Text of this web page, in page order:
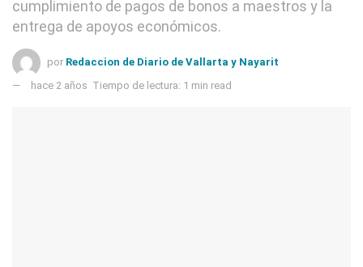
cumplimiento de pagos de bonos a maestros y la
entrega de apoyos económicos.
por Redaccion de Diario de Vallarta y Nayarit
hace 2 años Tiempo de lectura: 1 min read